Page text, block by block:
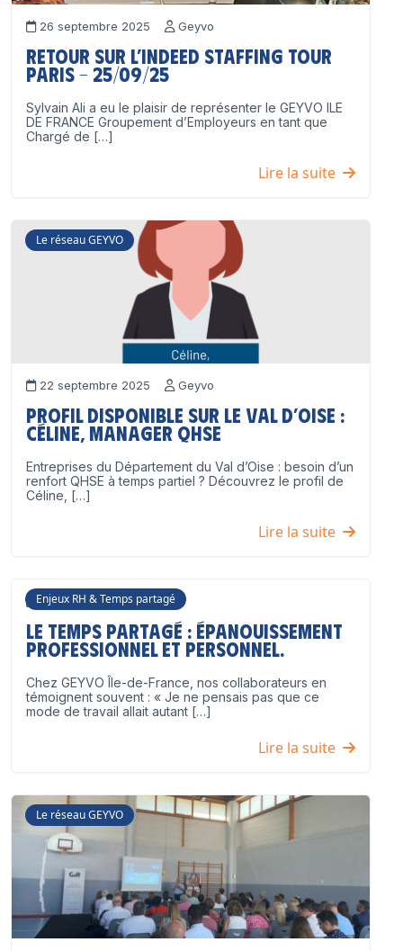
26 septembre 2025 Geyvo
Retour sur l’Indeed Staffing Tour
Paris – 25/09/25
Sylvain Ali a eu le plaisir de représenter le GEYVO ILE
DE FRANCE Groupement d’Employeurs en tant que
Chargé de […]
Lire la suite
Le réseau GEYVO
22 septembre 2025 Geyvo
Profil disponible sur le Val d’Oise :
Céline, Manager QHSE
Entreprises du Département du Val d’Oise : besoin d’un
renfort QHSE à temps partiel ? Découvrez le profil de
Céline, […]
Lire la suite
Enjeux RH & Temps partagé
17 juillet 2025 Geyvo
Le temps partagé : épanouissement
professionnel ET personnel.
Chez GEYVO Île-de-France, nos collaborateurs en
témoignent souvent : « Je ne pensais pas que ce
mode de travail allait autant […]
Lire la suite
Le réseau GEYVO